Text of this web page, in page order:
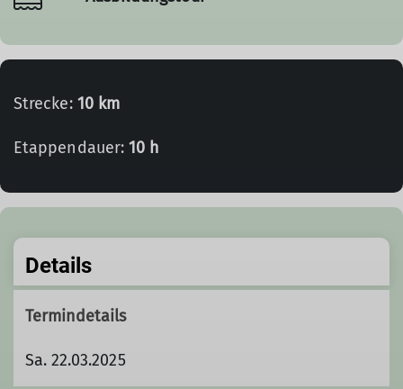
Strecke: 10 km
Etappendauer:10 h
Details
Termindetails
Sa. 22.03.2025